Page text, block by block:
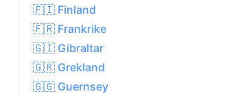
🇫🇮 Finland
🇫🇷 Frankrike
🇬🇮 Gibraltar
🇬🇷 Grekland
🇬🇬 Guernsey